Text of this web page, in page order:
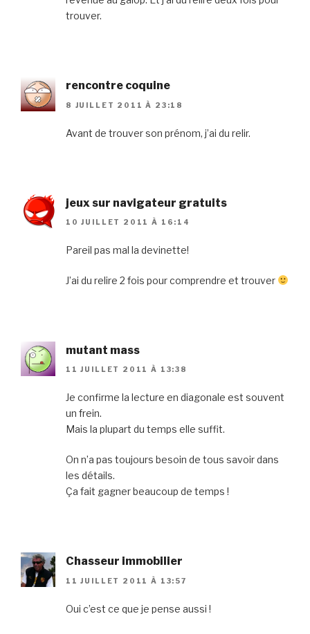
trouver.
rencontre coquine
8 JUILLET 2011 À 23:18
Avant de trouver son prénom, j’ai du relir.
jeux sur navigateur gratuits
10 JUILLET 2011 À 16:14
Pareil pas mal la devinette!
J’ai du relire 2 fois pour comprendre et trouver
mutant mass
11 JUILLET 2011 À 13:38
Je confirme la lecture en diagonale est souvent
un frein.
Mais la plupart du temps elle suffit.
On n’a pas toujours besoin de tous savoir dans
les détails.
Ça fait gagner beaucoup de temps !
Chasseur immobilier
11 JUILLET 2011 À 13:57
Oui c’est ce que je pense aussi !